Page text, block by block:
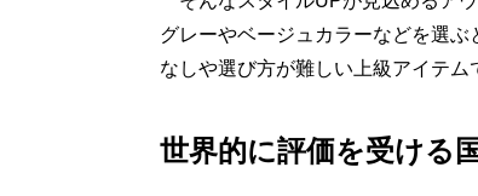
グレーやベージュカラーなどを選
なしや選び方が難しい上級アイテム
世界的に評価を受ける